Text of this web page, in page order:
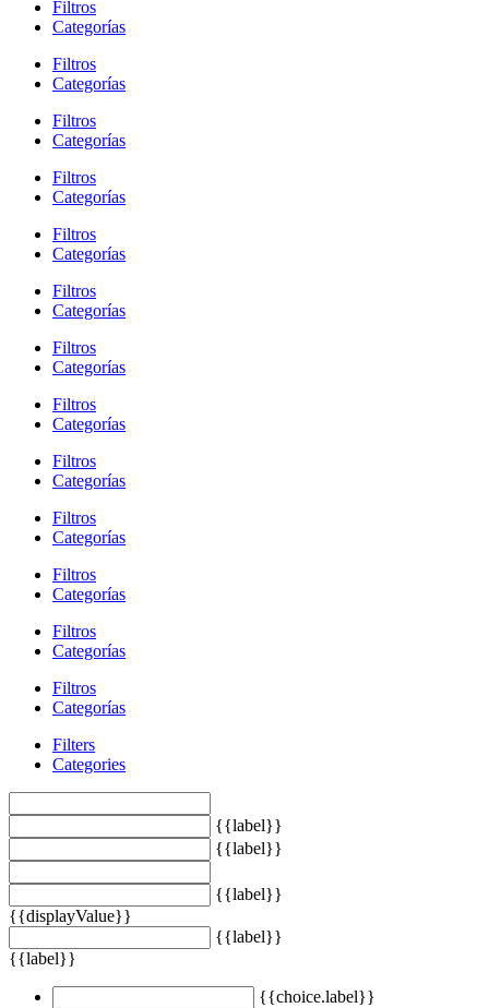
Filtros
Categorías
Filtros
Categorías
Filtros
Categorías
Filtros
Categorías
Filtros
Categorías
Filtros
Categorías
Filtros
Categorías
Filtros
Categorías
Filtros
Categorías
Filtros
Categorías
Filtros
Categorías
Filtros
Categorías
Filtros
Categorías
Filters
Categories
{{label}}
{{label}}
{{label}}
{{displayValue}}
{{label}}
{{label}}
{{choice.label}}